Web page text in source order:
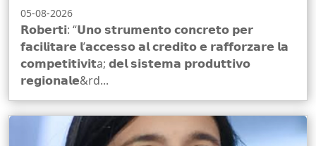
05-08-2026
𝗥𝗼𝗯𝗲𝗿𝘁𝗶: “𝗨𝗻𝗼 𝘀𝘁𝗿𝘂𝗺𝗲𝗻𝘁𝗼 𝗰𝗼𝗻𝗰𝗿𝗲𝘁𝗼 𝗽𝗲𝗿
𝗳𝗮𝗰𝗶𝗹𝗶𝘁𝗮𝗿𝗲 𝗹’𝗮𝗰𝗰𝗲𝘀𝘀𝗼 𝗮𝗹 𝗰𝗿𝗲𝗱𝗶𝘁𝗼 𝗲 𝗿𝗮𝗳𝗳𝗼𝗿𝘇𝗮𝗿𝗲 𝗹𝗮
𝗰𝗼𝗺𝗽𝗲𝘁𝗶𝘁𝗶𝘃𝗶𝘁a; 𝗱𝗲𝗹 𝘀𝗶𝘀𝘁𝗲𝗺𝗮 𝗽𝗿𝗼𝗱𝘂𝘁𝘁𝗶𝘃𝗼
𝗿𝗲𝗴𝗶𝗼𝗻𝗮𝗹𝗲&rd...